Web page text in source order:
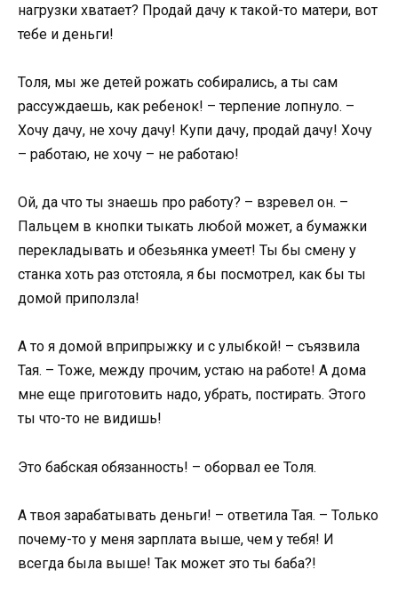
нагрузки хватает? Продай дачу к такой-то матери, вот
тебе и деньги!
Толя, мы же детей рожать собирались, а ты сам
рассуждаешь, как ребенок! – терпение лопнуло. –
Хочу дачу, не хочу дачу! Купи дачу, продай дачу! Хочу
– работаю, не хочу – не работаю!
Ой, да что ты знаешь про работу? – взревел он. –
Пальцем в кнопки тыкать любой может, а бумажки
перекладывать и обезьянка умеет! Ты бы смену у
станка хоть раз отстояла, я бы посмотрел, как бы ты
домой приползла!
А то я домой вприпрыжку и с улыбкой! – съязвила
Тая. – Тоже, между прочим, устаю на работе! А дома
мне еще приготовить надо, убрать, постирать. Этого
ты что-то не видишь!
Это бабская обязанность! – оборвал ее Толя.
А твоя зарабатывать деньги! – ответила Тая. – Только
почему-то у меня зарплата выше, чем у тебя! И
всегда была выше! Так может это ты баба?!